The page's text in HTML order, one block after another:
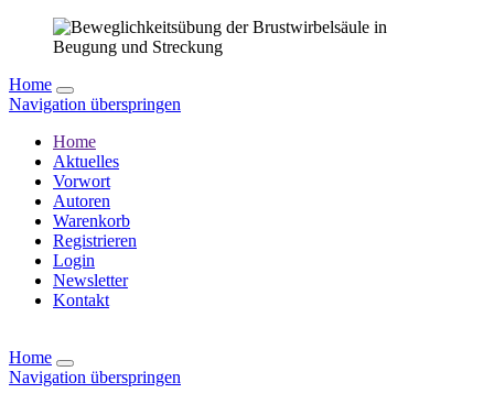
Home
Navigation überspringen
Home
Aktuelles
Vorwort
Autoren
Warenkorb
Registrieren
Login
Newsletter
Kontakt
Home
Navigation überspringen